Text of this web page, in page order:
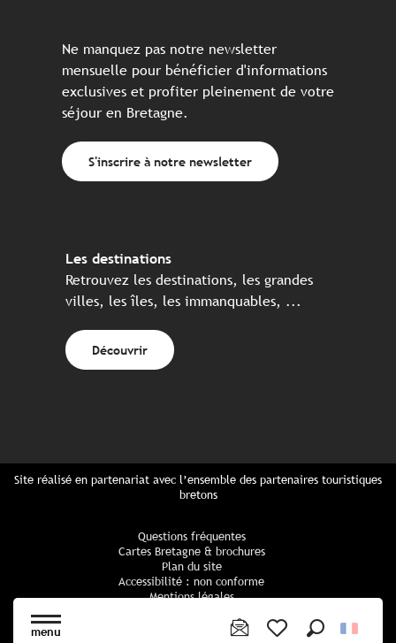
menu
Ne manquez pas notre newsletter
mensuelle pour bénéficier d'informations
exclusives et profiter pleinement de votre
séjour en Bretagne.
S'inscrire à notre newsletter
Les destinations
Retrouvez les destinations, les grandes
villes, les îles, les immanquables, ...
Découvrir
Site réalisé en partenariat avec l’ensemble des partenaires touristiques
bretons
Questions fréquentes
Cartes Bretagne & brochures
Plan du site
Accessibilité : non conforme
Mentions légales
Politique cookies